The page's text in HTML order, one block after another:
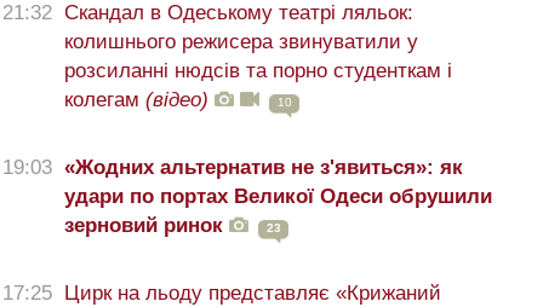
21:32 Скандал в Одеському театрі ляльок:
колишнього режисера звинуватили у
розсиланні нюдсів та порно студенткам і
колегам (відео) 10
19:03 «Жодних альтернатив не з'явиться»: як
удари по портах Великої Одеси обрушили
зерновий ринок
23
17:25
Цирк на льоду представляє «Крижаний